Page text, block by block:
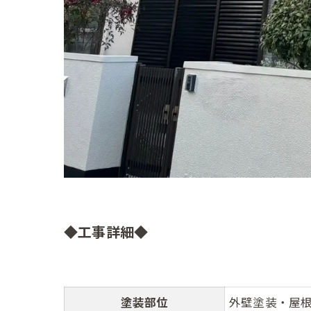
◆工事詳細◆
塗装部位 外壁塗装・屋